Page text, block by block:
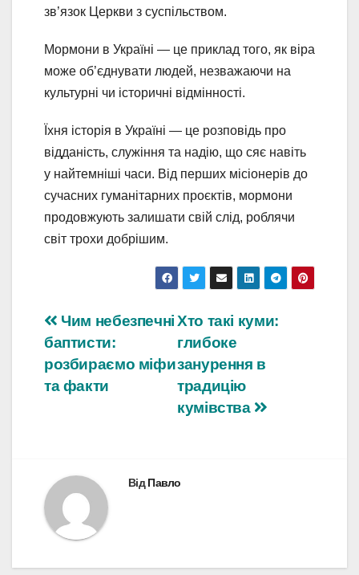
зв’язок Церкви з суспільством.
Мормони в Україні — це приклад того, як віра
може об’єднувати людей, незважаючи на
культурні чи історичні відмінності.
Їхня історія в Україні — це розповідь про
відданість, служіння та надію, що сяє навіть
у найтемніші часи. Від перших місіонерів до
сучасних гуманітарних проєктів, мормони
продовжують залишати свій слід, роблячи
світ трохи добрішим.
Навігація
записів
Хто такі куми:
глибоке
занурення в
традицію
кумівства
Чим небезпечні
баптисти:
розбираємо міфи
та факти
ВідПавло